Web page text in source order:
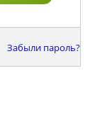
Забыли пароль?